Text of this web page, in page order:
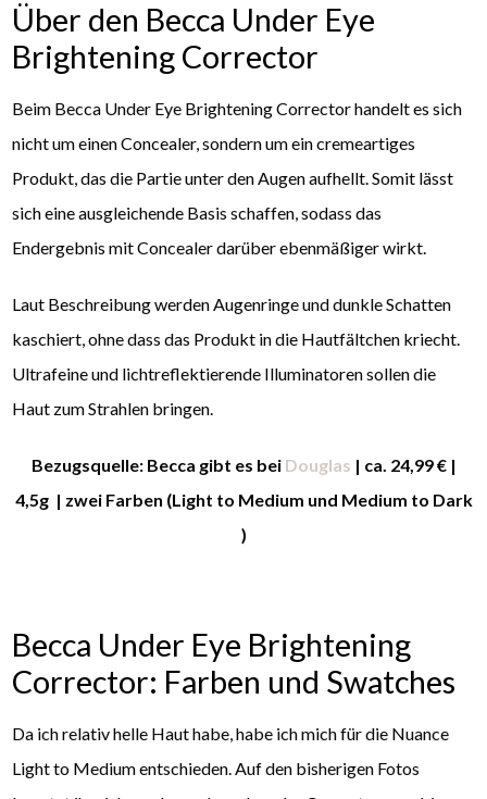
Über den Becca Under Eye
Brightening Corrector
Beim Becca Under Eye Brightening Corrector handelt es sich
nicht um einen Concealer, sondern um ein cremeartiges
Produkt, das die Partie unter den Augen aufhellt. Somit lässt
sich eine ausgleichende Basis schaffen, sodass das
Endergebnis mit Concealer darüber ebenmäßiger wirkt.
Laut Beschreibung werden Augenringe und dunkle Schatten
kaschiert, ohne dass das Produkt in die Hautfältchen kriecht.
Ultrafeine und lichtreflektierende Illuminatoren sollen die
Haut zum Strahlen bringen.
Bezugsquelle: Becca gibt es bei Douglas | ca. 24,99 € |
4,5g | zwei Farben (Light to Medium und Medium to Dark
)
Becca Under Eye Brightening
Corrector: Farben und Swatches
Da ich relativ helle Haut habe, habe ich mich für die Nuance
Light to Medium entschieden. Auf den bisherigen Fotos